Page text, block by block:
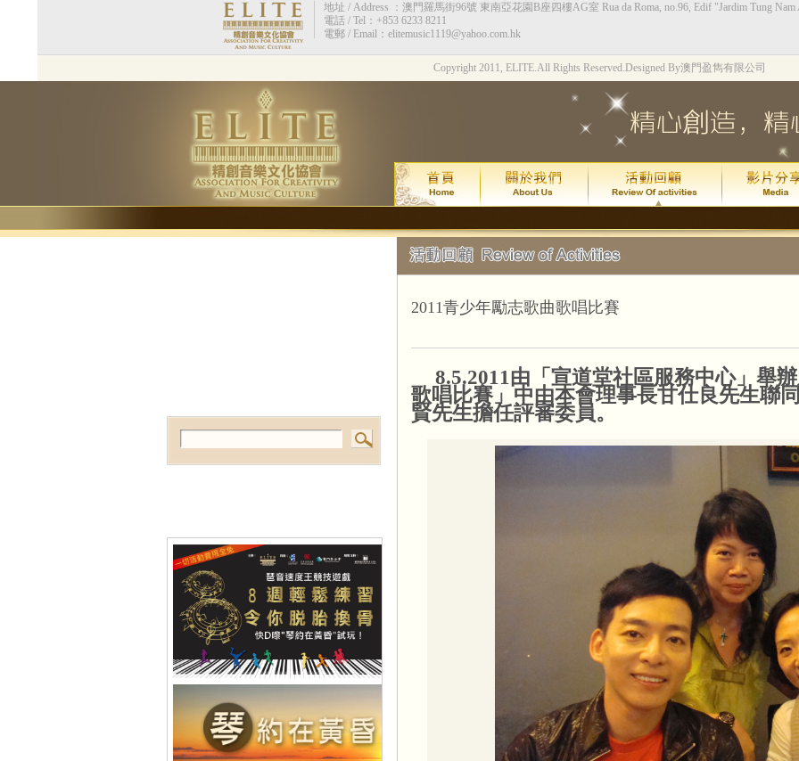
演出時間：2015年8月8日星期六下午
演出地點：香港九龍灣Megabox 通利演
票價：HK$130
琴約在黃昏2週年*拔萃匯演
演出時間： 2015 年 7 月 24 日 (
演出地點：澳門文化中心綜合劇
甘仕良流行鋼琴新體驗--澳門站
2015年7月 4 號及加開的 11 號門
演出地點：
吳善欣同學喜獲 2014年澳門區英國
本會接受有線電視訪問2014
本會有幸獲澳門有線電視互動台CH2
女士，創會會長莫綺玲大律師及理事長
甘仕良CD集--琴約在黃昏
「甘仕良CD集--琴約在黃昏」現已全面
行、各CD舖及書局及澳門通利琴行、
本會接受澳門電視台訪問
澳門電視台訪問本會"琴約在黃昏"之每
http://www.tdm.com.mo/c_video/
地址 / Address ：澳門羅馬街96號 東南亞花園B座四樓AG室 Rua da Roma, no.96, Edif "Jardim Tung
電話 / Tel：+853 6233 8211
電郵 / Email：elitemusic1119@yahoo.com.hk
Copyright 2011, ELITE.All Rights Reserved.Designed By澳門盈雋有限公司
2011青少年勵志歌曲歌唱比賽
8.5.2011由「宣道堂社區服務中心」舉
歌唱比賽」中由本會理事長甘仕良先生聯
賢先生擔任評審委員。